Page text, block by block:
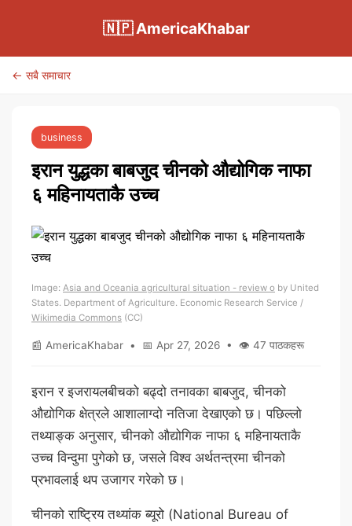
🇳🇵 AmericaKhabar
← सबै समाचार
business
इरान युद्धका बाबजुद चीनको औद्योगिक नाफा
६ महिनायताकै उच्च
Image: Asia and Oceania agricultural situation - review o by United
States. Department of Agriculture. Economic Research Service /
Wikimedia Commons (CC)
📰 AmericaKhabar • 📅 Apr 27, 2026 • 👁 47 पाठकहरू
इरान र इजरायलबीचको बढ्दो तनावका बाबजुद, चीनको
औद्योगिक क्षेत्रले आशालाग्दो नतिजा देखाएको छ। पछिल्लो
तथ्याङ्क अनुसार, चीनको औद्योगिक नाफा ६ महिनायताकै
उच्च विन्दुमा पुगेको छ, जसले विश्व अर्थतन्त्रमा चीनको
प्रभावलाई थप उजागर गरेको छ।
चीनको राष्ट्रिय तथ्यांक ब्यूरो (National Bureau of